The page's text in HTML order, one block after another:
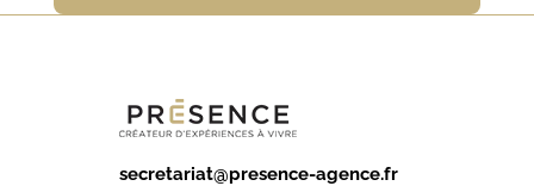
secretariat@presence-agence.fr